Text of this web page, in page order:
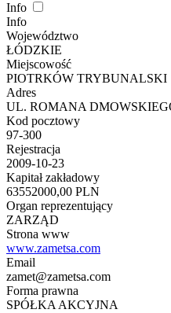
Info
Info
Województwo
ŁÓDZKIE
Miejscowość
PIOTRKÓW TRYBUNALSKI
Adres
UL. ROMANA
Kod pocztowy
97-300
Rejestracja
2009-10-23
Kapitał zakładowy
63552000,00 PLN
Organ reprezentujący
ZARZĄD
Strona www
www.zametsa.com
Email
zamet@zametsa.com
Forma prawna
SPÓŁKA AKCYJNA